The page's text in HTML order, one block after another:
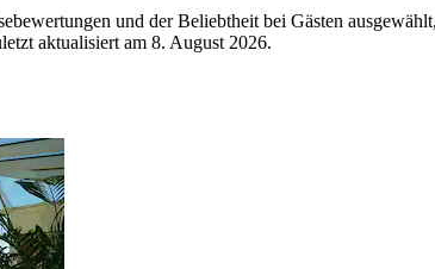
und der Beliebtheit bei Gästen
aktualisiert am 8. August 2026.